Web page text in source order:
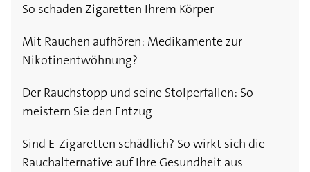
So schaden Zigaretten Ihrem Körper
Mit Rauchen aufhören: Medikamente zur
Nikotinentwöhnung?
Der Rauchstopp und seine Stolperfallen: So
meistern Sie den Entzug
Sind E-Zigaretten schädlich? So wirkt sich die
Rauchalternative auf Ihre Gesundheit aus